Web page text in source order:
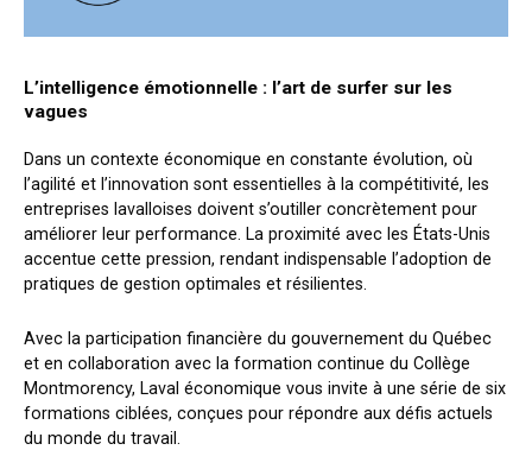
L’intelligence émotionnelle : l’art de surfer sur les
vagues
Dans un contexte économique en constante évolution, où
l’agilité et l’innovation sont essentielles à la compétitivité, les
entreprises lavalloises doivent s’outiller concrètement pour
améliorer leur performance. La proximité avec les États-Unis
accentue cette pression, rendant indispensable l’adoption de
pratiques de gestion optimales et résilientes.
Avec la participation financière du gouvernement du Québec
et en collaboration avec la formation continue du Collège
Montmorency, Laval économique vous invite à une série de six
formations ciblées, conçues pour répondre aux défis actuels
du monde du travail.